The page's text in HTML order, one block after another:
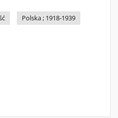
Polska ; 1918-1939